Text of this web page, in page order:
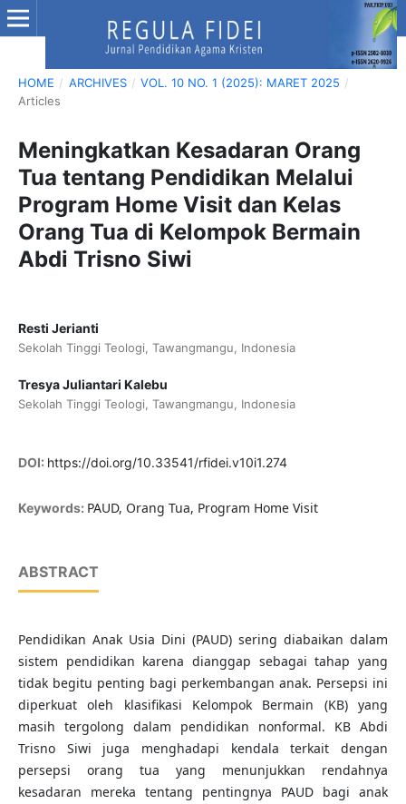
HOME / ARCHIVES / VOL. 10 NO. 1 (2025): MARET 2025 /
Articles
Meningkatkan Kesadaran Orang
Tua tentang Pendidikan Melalui
Program Home Visit dan Kelas
Orang Tua di Kelompok Bermain
Abdi Trisno Siwi
Resti Jerianti
Sekolah Tinggi Teologi, Tawangmangu, Indonesia
Tresya Juliantari Kalebu
Sekolah Tinggi Teologi, Tawangmangu, Indonesia
DOI: https://doi.org/10.33541/rfidei.v10i1.274
Keywords: PAUD, Orang Tua, Program Home Visit
ABSTRACT
Pendidikan Anak Usia Dini (PAUD) sering diabaikan dalam
sistem pendidikan karena dianggap sebagai tahap yang
tidak begitu penting bagi perkembangan anak. Persepsi ini
diperkuat oleh klasifikasi Kelompok Bermain (KB) yang
masih tergolong dalam pendidikan nonformal. KB Abdi
Trisno Siwi juga menghadapi kendala terkait dengan
persepsi orang tua yang menunjukkan rendahnya
kesadaran mereka tentang pentingnya PAUD bagi anak